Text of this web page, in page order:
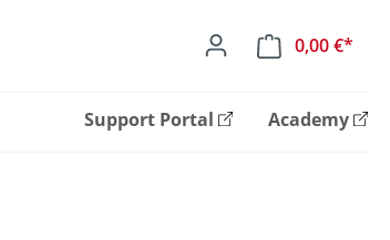
0,00 €*
Support Portal Academy